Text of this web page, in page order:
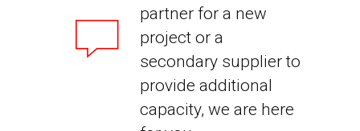
partner for a new
project or a
secondary supplier to
provide additional
capacity, we are here